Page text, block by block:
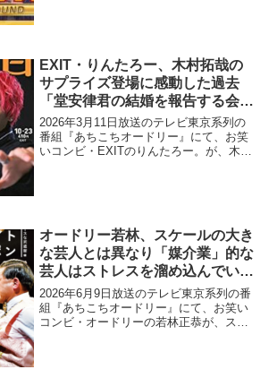
EXIT・りんたろー、木村拓哉の
サプライズ登場に感動した過去
「堂安律君の結婚を報告する会
で…」
2026年3月11日放送のテレビ東京系列の
番組『あちこちオードリー』にて、お笑
いコンビ・EXITのりんたろー。が、木村
オードリー若林、スケールの大き
な芸人とは異なり「媒介業」的な
芸人はストレスを溜め込んでいる
と語る「スキャンダル起こす奴っ
て、媒介業の奴らが多い」
2026年6月9日放送のテレビ東京系列の番
組『あちこちオードリー』にて、お笑い
コンビ・オードリーの若林正恭が、スケ